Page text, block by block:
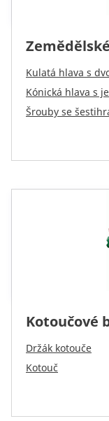
Top
menu
Reman & Repair
Jak nakupovat
Glassinter
Energic Plus
CAM attachments
Kulatá hlava s
Kónická hlava s
Šrouby se
Kotoučové
Držák kotouče
Kotouč